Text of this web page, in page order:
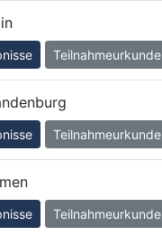
Teilnahmeurkunde
Teilnahmeurkunde
Teilnahmeurkunde